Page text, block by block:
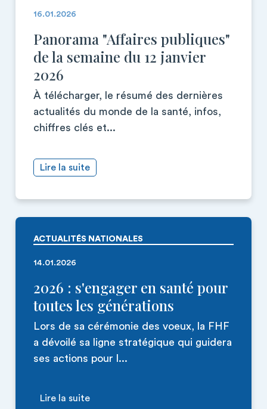
16.01.2026
Panorama "Affaires publiques"
de la semaine du 12 janvier
2026
À télécharger, le résumé des dernières
actualités du monde de la santé, infos,
chiffres clés et...
Lire la suite
ACTUALITÉS NATIONALES
14.01.2026
2026 : s'engager en santé pour
toutes les générations
Lors de sa cérémonie des voeux, la FHF
a dévoilé sa ligne stratégique qui guidera
ses actions pour l...
Lire la suite